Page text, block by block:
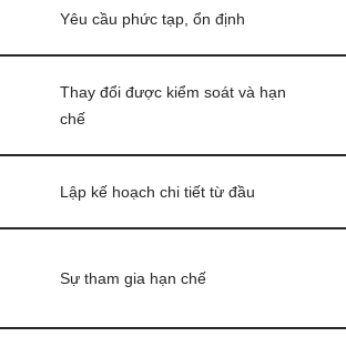
Yêu cầu phức tạp, ổn định
Thay đổi được kiểm soát và hạn
chế
Lập kế hoạch chi tiết từ đầu
Sự tham gia hạn chế